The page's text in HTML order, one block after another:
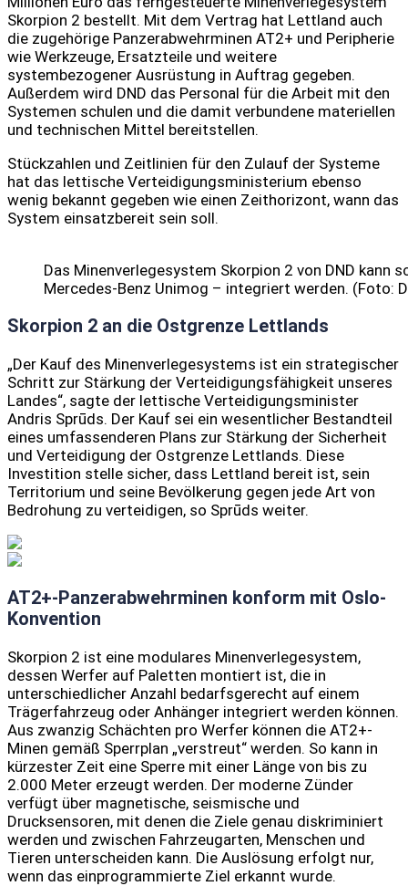
Skorpion 2 bestellt. Mit dem Vertrag hat Lettland auch
die zugehörige Panzerabwehrminen AT2+ und Peripherie
wie Werkzeuge, Ersatzteile und weitere
systembezogener Ausrüstung in Auftrag gegeben.
Außerdem wird DND das Personal für die Arbeit mit den
Systemen schulen und die damit verbundene materiellen
und technischen Mittel bereitstellen.
Stückzahlen und Zeitlinien für den Zulauf der Systeme
hat das lettische Verteidigungsministerium ebenso
wenig bekannt gegeben wie einen Zeithorizont, wann das
System einsatzbereit sein soll.
Das Minenverlegesystem Skorpion 2 von DND kann
Mercedes-Benz Unimog – integriert werden. (Foto:
Skorpion 2 an die Ostgrenze Lettlands
„Der Kauf des Minenverlegesystems ist ein strategischer
Schritt zur Stärkung der Verteidigungsfähigkeit unseres
Landes“, sagte der lettische Verteidigungsminister
Andris Sprūds. Der Kauf sei ein wesentlicher Bestandteil
eines umfassenderen Plans zur Stärkung der Sicherheit
und Verteidigung der Ostgrenze Lettlands. Diese
Investition stelle sicher, dass Lettland bereit ist, sein
Territorium und seine Bevölkerung gegen jede Art von
Bedrohung zu verteidigen, so Sprūds weiter.
AT2+-Panzerabwehrminen konform mit Oslo-
Konvention
Skorpion 2 ist eine modulares Minenverlegesystem,
dessen Werfer auf Paletten montiert ist, die in
unterschiedlicher Anzahl bedarfsgerecht auf einem
Trägerfahrzeug oder Anhänger integriert werden können.
Aus zwanzig Schächten pro Werfer können die AT2+-
Minen gemäß Sperrplan „verstreut“ werden. So kann in
kürzester Zeit eine Sperre mit einer Länge von bis zu
2.000 Meter erzeugt werden. Der moderne Zünder
verfügt über magnetische, seismische und
Drucksensoren, mit denen die Ziele genau diskriminiert
werden und zwischen Fahrzeugarten, Menschen und
Tieren unterscheiden kann. Die Auslösung erfolgt nur,
wenn das einprogrammierte Ziel erkannt wurde.